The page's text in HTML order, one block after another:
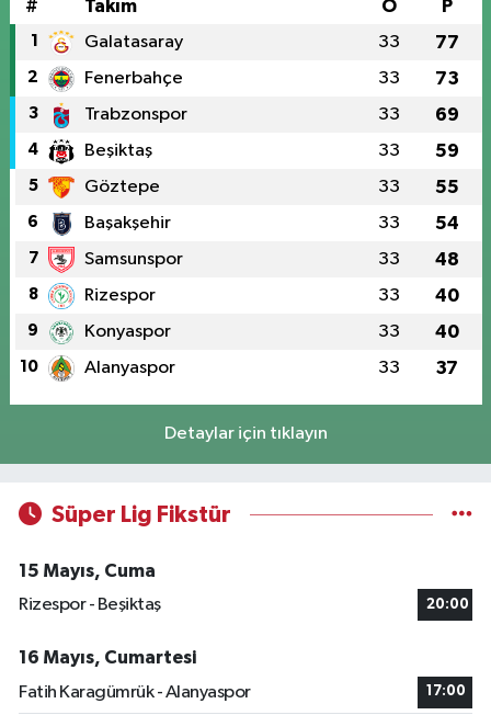
# Takım O P
1 Galatasaray 33 77
2 Fenerbahçe 33 73
3 Trabzonspor 33 69
4 Beşiktaş 33 59
5 Göztepe 33 55
6 Başakşehir 33 54
7 Samsunspor 33 48
8 Rizespor 33 40
9 Konyaspor 33 40
10 Alanyaspor 33 37
Detaylar için tıklayın
Süper Lig Fikstür
15 Mayıs, Cuma
Rizespor - Beşiktaş
20:00
16 Mayıs, Cumartesi
Fatih Karagümrük - Alanyaspor
17:00